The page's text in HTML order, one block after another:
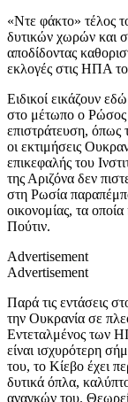
«Ντε φάκτο» τέλος
δυτικών χωρών και
αποδίδοντας
εκλογές στις ΗΠΑ
Ειδικοί εικάζουν
στο μέτωπο ο Ρώσος
επιστράτευση, όπως
οι εκτιμήσεις
επικεφαλής του
της Αριζόνα δεν
στη Ρωσία
οικονομίας, τα
Πούτιν.
Advertisement
Advertisement
Παρά τις εντάσεις
την Ουκρανία σε
Εντεταλμένος των
είναι ισχυρότερη
του, το Κίεβο έχει
δυτικά όπλα,
αναγκών του.